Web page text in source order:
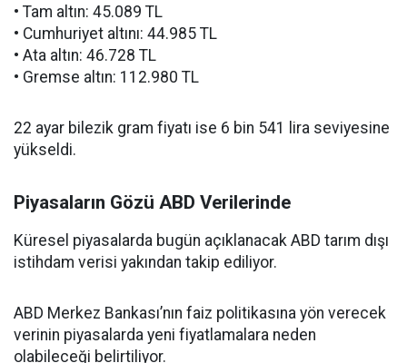
• Tam altın: 45.089 TL
• Cumhuriyet altını: 44.985 TL
• Ata altın: 46.728 TL
• Gremse altın: 112.980 TL
22 ayar bilezik gram fiyatı ise 6 bin 541 lira seviyesine
yükseldi.
Piyasaların Gözü ABD Verilerinde
Küresel piyasalarda bugün açıklanacak ABD tarım dışı
istihdam verisi yakından takip ediliyor.
ABD Merkez Bankası’nın faiz politikasına yön verecek
verinin piyasalarda yeni fiyatlamalara neden
olabileceği belirtiliyor.